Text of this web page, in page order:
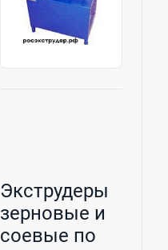
Экструдеры
зерновые и
соевые по